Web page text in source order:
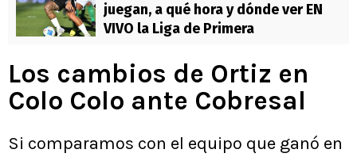
juegan, a qué hora y dónde ver EN
VIVO la Liga de Primera
Los cambios de Ortiz en
Colo Colo ante Cobresal
Si comparamos con el equipo que ganó en